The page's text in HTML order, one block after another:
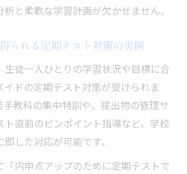
と柔軟な学習計画が欠かせません。
られる定期テスト対策の実例
生徒一人ひとりの学習状況や目標に合
イドの定期テスト対策が受けられま
手教科の集中特訓や、提出物の管理サ
ト直前のピンポイント指導など、学校
した対応が可能です。
「内申点アップのために定期テストで